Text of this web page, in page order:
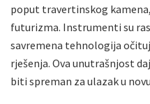
poput travertinskog
futurizma. Instrumenti su
savremena tehnologija
rješenja. Ova unutrašnjost
biti spreman za ulazak u